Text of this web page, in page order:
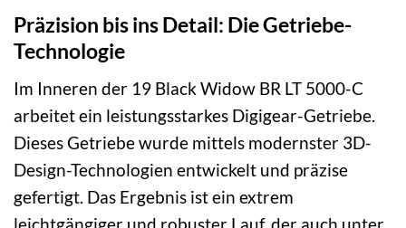
Präzision bis ins Detail: Die Getriebe-
Technologie
Im Inneren der 19 Black Widow BR LT 5000-C
arbeitet ein leistungsstarkes Digigear-Getriebe.
Dieses Getriebe wurde mittels modernster 3D-
Design-Technologien entwickelt und präzise
gefertigt. Das Ergebnis ist ein extrem